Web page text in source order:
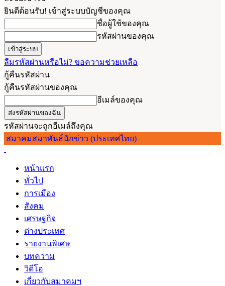
ยินดีต้อนรับ! เข้าสู่ระบบบัญชีของคุณ
ชื่อผู้ใช้ของคุณ
รหัสผ่านของคุณ
ลืมรหัสผ่านหรือไม่? ขอความช่วยเหลือ
กู้คืนรหัสผ่าน
กู้คืนรหัสผ่านของคุณ
อีเมล์ของคุณ
รหัสผ่านจะถูกอีเมล์ถึงคุณ
สมาคมสมาพันธ์นักข่าว (ประเทศไทย)
หน้าแรก
ทั่วไป
การเมือง
สังคม
เศรษฐกิจ
ต่างประเทศ
รายงานพิเศษ
บทความ
วิดีโอ
เกี่ยวกับสมาคมฯ